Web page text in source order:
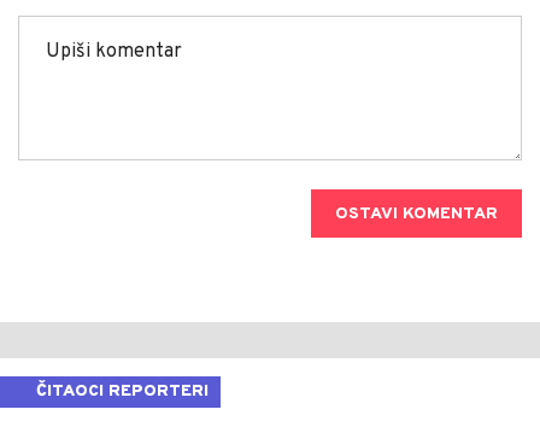
OSTAVI KOMENTAR
ČITAOCI REPORTERI